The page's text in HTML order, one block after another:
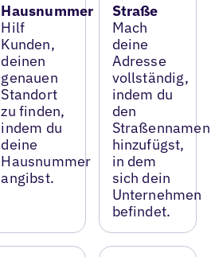
Hausnummer
Hilf
Kunden,
deinen
genauen
Standort
zu finden,
indem du
deine
Hausnummer
angibst.
Straße
Mach
deine
Adresse
vollständig,
indem du
den
Straßennamen
hinzufügst,
in dem
sich dein
Unternehmen
befindet.